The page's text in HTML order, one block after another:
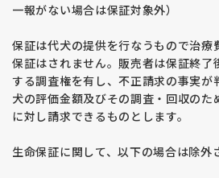
一報がない場合は保証対象外）
保証は代犬の提供を行なうもので治療
保証はされません。販売者は保証終了
する調査権を有し、不正請求の事実が
犬の評価金額及びその調査・回収のた
に対し請求できるものとします。
生命保証に関して、以下の場合は除外